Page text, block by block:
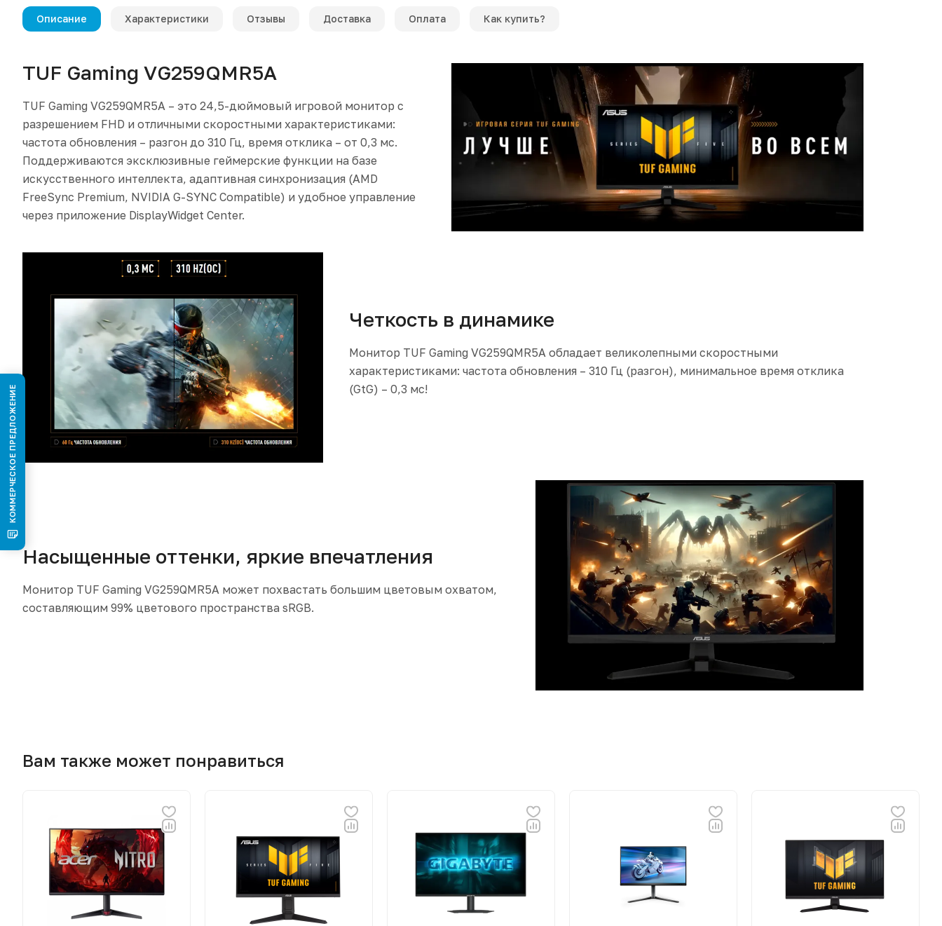
Описание Характеристики Отзывы Доставка Оплата Как купить?
TUF Gaming VG259QMR5A
TUF Gaming VG259QMR5A – это 24,5-дюймовый игровой монитор с
разрешением FHD и отличными скоростными характеристиками:
частота обновления – разгон до 310 Гц, время отклика – от 0,3 мс.
Поддерживаются эксклюзивные геймерские функции на базе
искусственного интеллекта, адаптивная синхронизация (AMD
FreeSync Premium, NVIDIA G-SYNC Compatible) и удобное управление
через приложение DisplayWidget Center.
Четкость в динамике
Монитор TUF Gaming VG259QMR5A обладает великолепными скоростными
характеристиками: частота обновления – 310 Гц (разгон), минимальное время отклика
(GtG) – 0,3 мс!
Насыщенные оттенки, яркие впечатления
Монитор TUF Gaming VG259QMR5A может похвастать большим цветовым охватом,
составляющим 99% цветового пространства sRGB.
Вам также может понравиться
КОММЕРЧЕСКОЕ ПРЕДЛОЖЕНИЕ